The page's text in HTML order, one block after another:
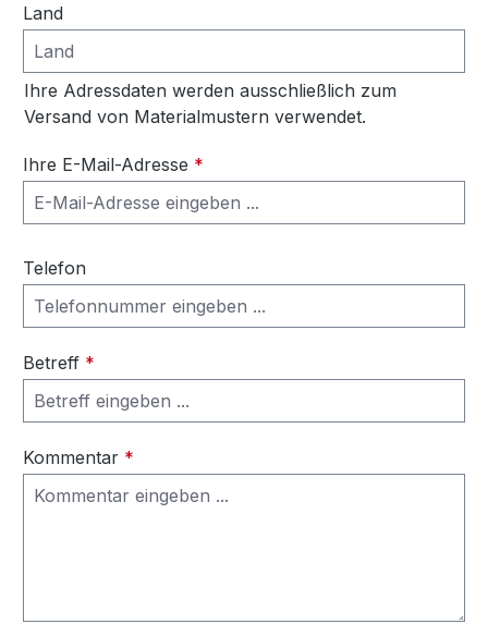
Land
Ihre Adressdaten werden ausschließlich zum
Versand von Materialmustern verwendet.
Ihre E-Mail-Adresse *
Telefon
Betreff *
Kommentar *